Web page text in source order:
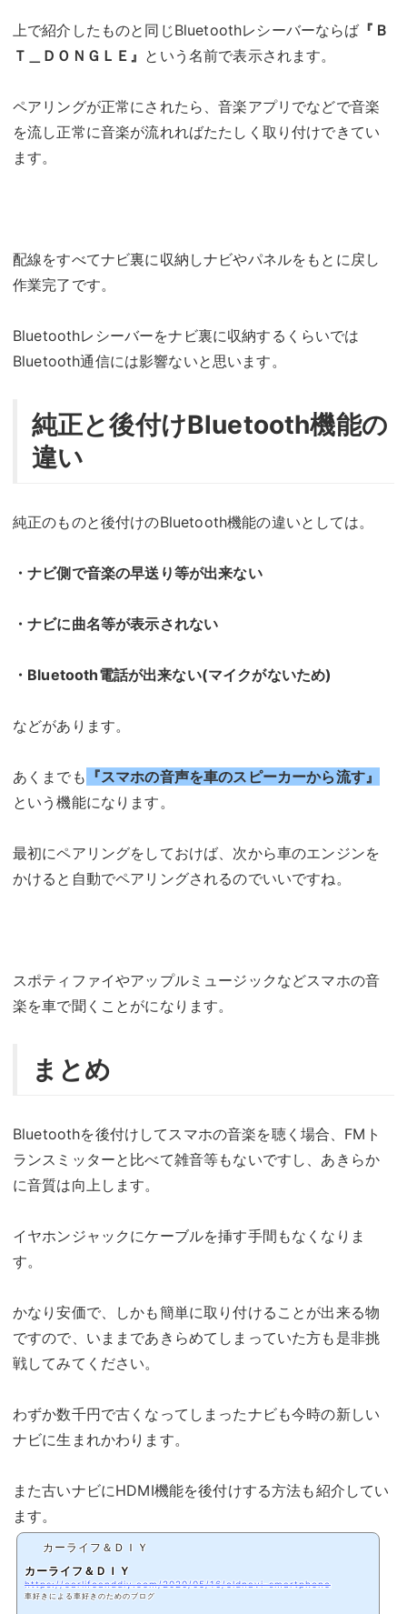
上で紹介したものと同じBluetoothレシーバーならば 『Ｂ
Ｔ＿ＤＯＮＧＬＥ』 という名前で表示されます。
ペアリングが正常にされたら、音楽アプリでなどで音楽
を流し正常に音楽が流れればたたしく取り付けできてい
ます。
配線をすべてナビ裏に収納しナビやパネルをもとに戻し
作業完了です。
Bluetoothレシーバーをナビ裏に収納するくらいでは
Bluetooth通信には影響ないと思います。
純正と後付けBluetooth機能の
違い
純正のものと後付けのBluetooth機能の違いとしては。
・ナビ側で音楽の早送り等が出来ない
・ナビに曲名等が表示されない
・Bluetooth電話が出来ない(マイクがないため)
などがあります。
あくまでも 『スマホの音声を車のスピーカーから流す』
という機能になります。
最初にペアリングをしておけば、次から車のエンジンを
かけると自動でペアリングされるのでいいですね。
スポティファイやアップルミュージックなどスマホの音
楽を車で聞くことがになります。
まとめ
Bluetoothを後付けしてスマホの音楽を聴く場合、FMト
ランスミッターと比べて雑音等もないですし、あきらか
に音質は向上します。
イヤホンジャックにケーブルを挿す手間もなくなりま
す。
かなり安価で、しかも簡単に取り付けることが出来る物
ですので、いままであきらめてしまっていた方も是非挑
戦してみてください。
わずか数千円で古くなってしまったナビも今時の新しい
ナビに生まれかわります。
また古いナビにHDMI機能を後付けする方法も紹介してい
ます。
カーライフ＆ＤＩＹ
カーライフ＆ＤＩＹ
https://carlifeanddiy.com/2020/05/16/oldnavi-smartphone
車好きによる車好きのためのブログ